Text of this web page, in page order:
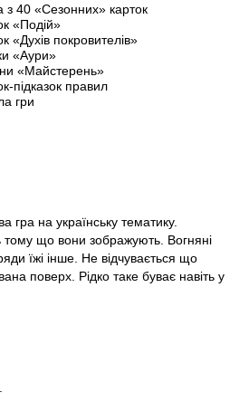
з 40 «Сезонних» карток
«Подій»
«Духів покровителів»
«Аури»
«Майстерень»
підказок правил
гри
гра на українську тематику.
тому що вони зображують. Вогняні
їжі інше. Не відчувається що
поверх. Рідко таке буває навіть у